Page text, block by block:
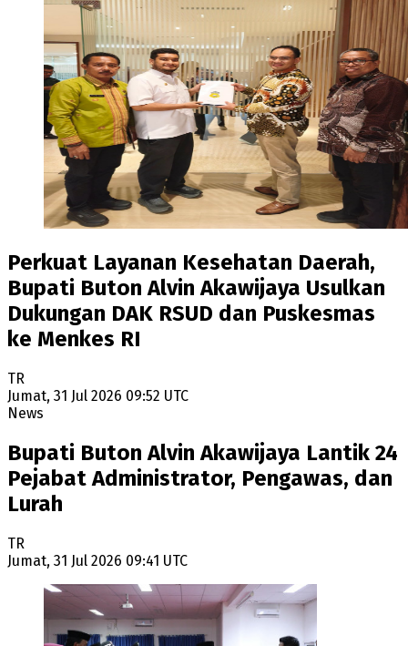
Perkuat Layanan Kesehatan Daerah,
Bupati Buton Alvin Akawijaya Usulkan
Dukungan DAK RSUD dan Puskesmas
ke Menkes RI
TR
Jumat, 31 Jul 2026 09:52 UTC
News
Bupati Buton Alvin Akawijaya Lantik 24
Pejabat Administrator, Pengawas, dan
Lurah
TR
Jumat, 31 Jul 2026 09:41 UTC